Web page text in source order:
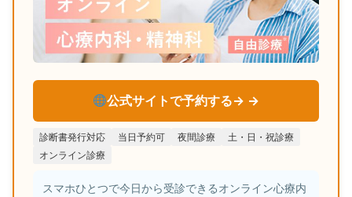
公式サイトで予約する→
診断書発行対応 当日予約可 夜間診療
土・日・祝診療
オンライン診療
スマホひとつで今日から受診できるオンライン心療内